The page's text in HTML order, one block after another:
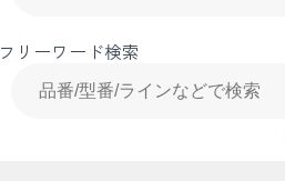
フリーワード検索